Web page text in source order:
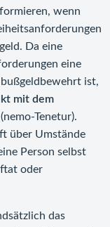
wenn
Da eine
eine
ist,
mit dem
(nemo-Tenetur).
über Umstände
Person selbst
oder
das